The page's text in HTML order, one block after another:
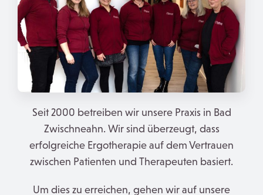
Seit 2000 betreiben wir unsere Praxis in Bad
Zwischneahn. Wir sind überzeugt, dass
erfolgreiche Ergotherapie auf dem Vertrauen
zwischen Patienten und Therapeuten basiert.
Um dies zu erreichen, gehen wir auf unsere